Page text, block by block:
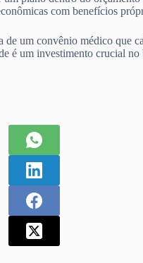
com benefícios
um convênio médico que
é um investimento crucial